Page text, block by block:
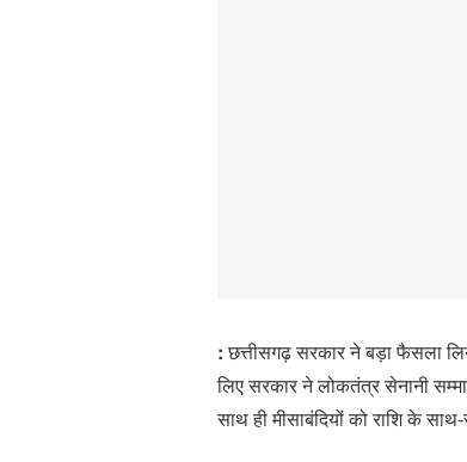
:छत्तीसगढ़ सरकार ने बड़ा फैसला
लिए सरकार ने लोकतंत्र सेनानी
साथ ही मीसाबंदियों को राशि के